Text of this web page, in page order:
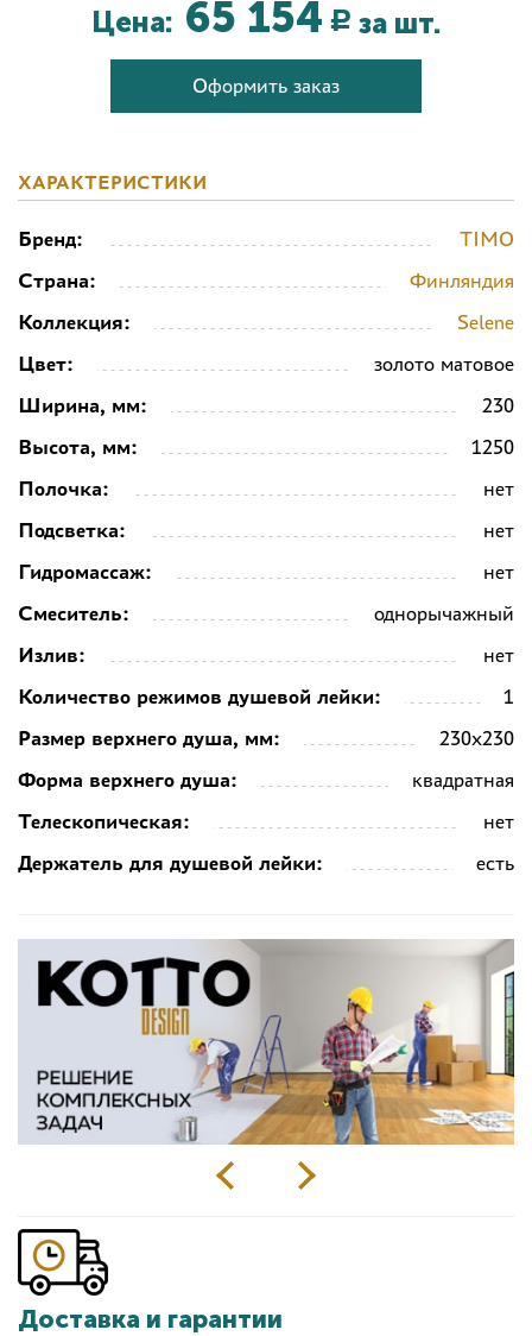
Цена: 65 154 Р за шт.
Оформить заказ
ХАРАКТЕРИСТИКИ
Бренд:
TIMO
Страна:
Финляндия
Коллекция:
Selene
Цвет:
золото матовое
Ширина, мм:
230
Высота, мм:
1250
Полочка:
нет
Подсветка:
нет
Гидромассаж:
нет
Смеситель:
однорычажный
Излив:
нет
Количество режимов душевой лейки:
1
Размер верхнего душа, мм:
230х230
Форма верхнего душа:
квадратная
Телескопическая:
нет
Держатель для душевой лейки:
есть
Доставка и гарантии